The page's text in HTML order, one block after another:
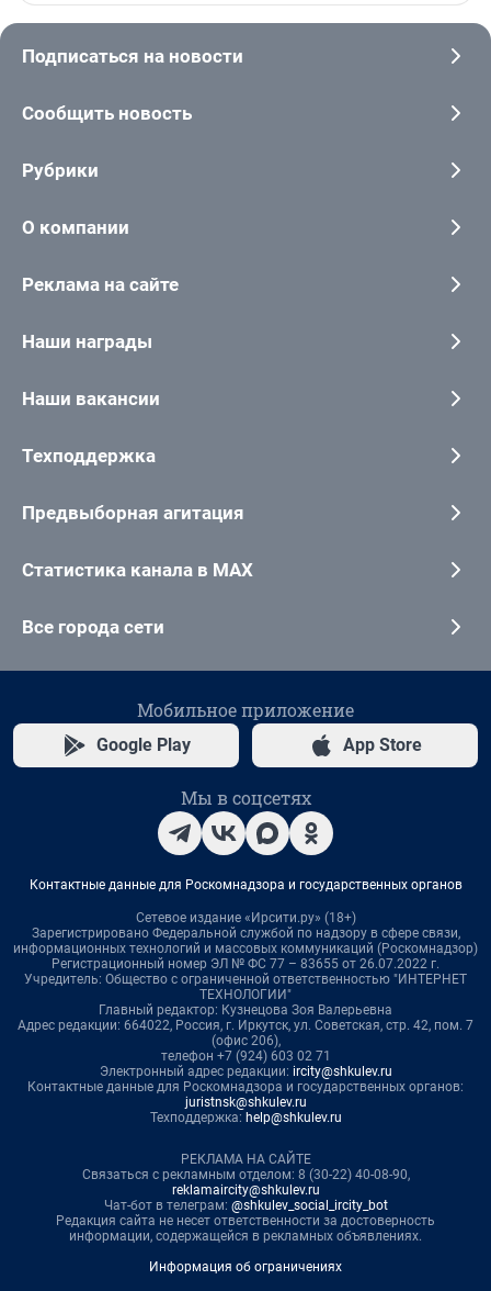
Подписаться на новости
Сообщить новость
Рубрики
О компании
Реклама на сайте
Наши награды
Наши вакансии
Техподдержка
Предвыборная агитация
Статистика канала в MAX
Все города сети
Мобильное приложение
Google Play App Store
Мы в соцсетях
Контактные данные для Роскомнадзора и государственных органов
Сетевое издание «Ирсити.ру» (18+)
Зарегистрировано Федеральной службой по надзору в сфере связи,
информационных технологий и массовых коммуникаций (Роскомнадзор)
Регистрационный номер ЭЛ № ФС 77 – 83655 от 26.07.2022 г.
Учредитель: Общество с ограниченной ответственностью "ИНТЕРНЕТ
ТЕХНОЛОГИИ"
Главный редактор: Кузнецова Зоя Валерьевна
Адрес редакции: 664022, Россия, г. Иркутск, ул. Советская, стр. 42, пом. 7
(офис 206),
телефон +7 (924) 603 02 71
Электронный адрес редакции: ircity@shkulev.ru
Контактные данные для Роскомнадзора и государственных органов:
juristnsk@shkulev.ru
Техподдержка: help@shkulev.ru
РЕКЛАМА НА САЙТЕ
Связаться с рекламным отделом: 8 (30-22) 40-08-90,
reklamaircity@shkulev.ru
Чат-бот в телеграм: @shkulev_social_ircity_bot
Редакция сайта не несет ответственности за достоверность
информации, содержащейся в рекламных объявлениях.
Информация об ограничениях